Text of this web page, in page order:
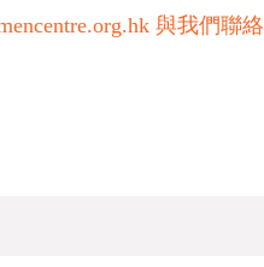
與我們聯絡